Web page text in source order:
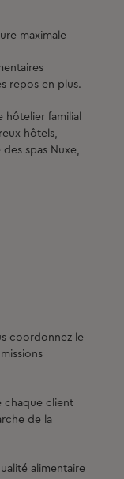
maximale
repos en plus.
hôtelier familial
hôtels,
spas Nuxe,
coordonnez le
chaque client
de la
alimentaire